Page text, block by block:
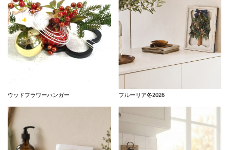
ウッドフラワーハンガー フルーリア冬2026